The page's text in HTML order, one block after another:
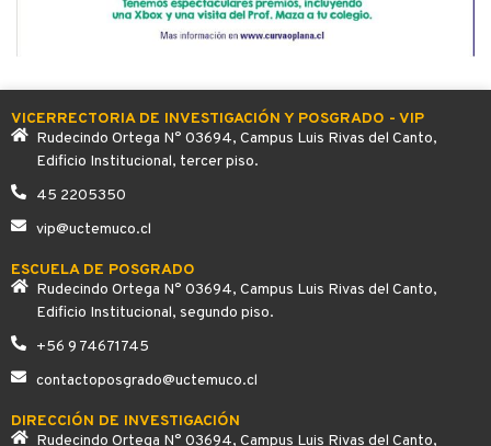
VICERRECTORIA DE INVESTIGACIÓN Y POSGRADO - VIP
Rudecindo Ortega N° 03694, Campus Luis Rivas del Canto,
Edificio Institucional, tercer piso.
45 2205350
vip@uctemuco.cl
ESCUELA DE POSGRADO
Rudecindo Ortega N° 03694, Campus Luis Rivas del Canto,
Edificio Institucional, segundo piso.
+56 9 74671745
contactoposgrado@uctemuco.cl
DIRECCIÓN DE INVESTIGACIÓN
Rudecindo Ortega N° 03694, Campus Luis Rivas del Canto,